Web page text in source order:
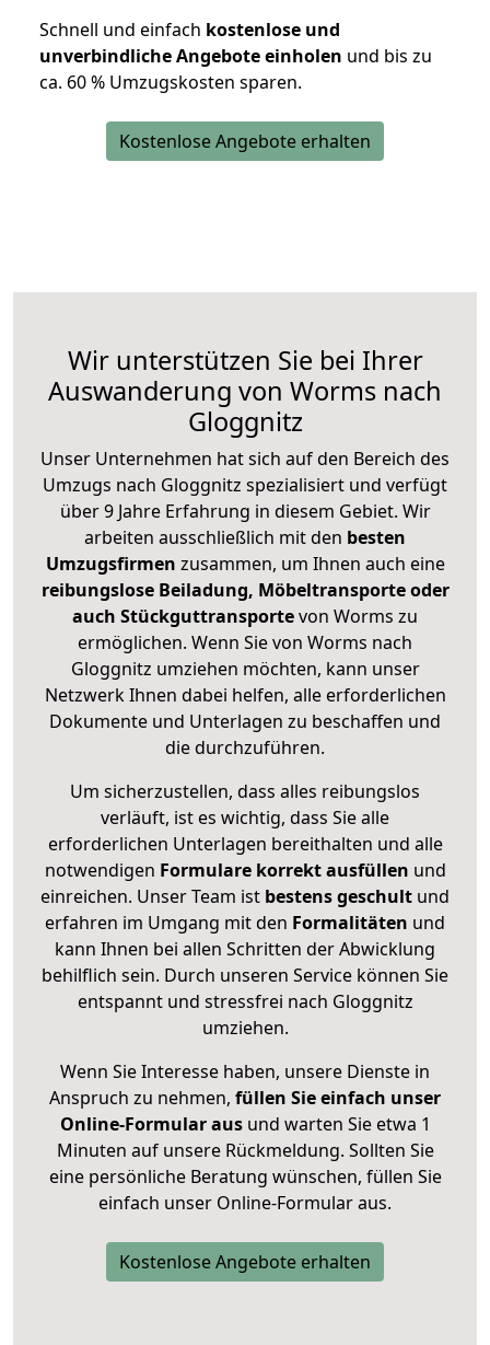
Schnell und einfach kostenlose und
unverbindliche Angebote einholen und bis zu
ca. 60 % Umzugskosten sparen.
Kostenlose Angebote erhalten
Wir unterstützen Sie bei Ihrer
Auswanderung von Worms nach
Gloggnitz
Unser Unternehmen hat sich auf den Bereich des
Umzugs nach Gloggnitz spezialisiert und verfügt
über 9 Jahre Erfahrung in diesem Gebiet. Wir
arbeiten ausschließlich mit den besten
Umzugsfirmen zusammen, um Ihnen auch eine
reibungslose Beiladung, Möbeltransporte oder
auch Stückguttransportevon Worms zu
ermöglichen. Wenn Sie von Worms nach
Gloggnitz umziehen möchten, kann unser
Netzwerk Ihnen dabei helfen, alle erforderlichen
Dokumente und Unterlagen zu beschaffen und
die durchzuführen.
Um sicherzustellen, dass alles reibungslos
verläuft, ist es wichtig, dass Sie alle
erforderlichen Unterlagen bereithalten und alle
notwendigen Formulare korrekt ausfüllen und
einreichen. Unser Team ist bestens geschult und
erfahren im Umgang mit den Formalitäten und
kann Ihnen bei allen Schritten der Abwicklung
behilflich sein. Durch unseren Service können Sie
entspannt und stressfrei nach Gloggnitz
umziehen.
Wenn Sie Interesse haben, unsere Dienste in
Anspruch zu nehmen, füllen Sie einfach unser
Online-Formular ausund warten Sie etwa 1
Minuten auf unsere Rückmeldung. Sollten Sie
eine persönliche Beratung wünschen, füllen Sie
einfach unser Online-Formular aus.
Kostenlose Angebote erhalten